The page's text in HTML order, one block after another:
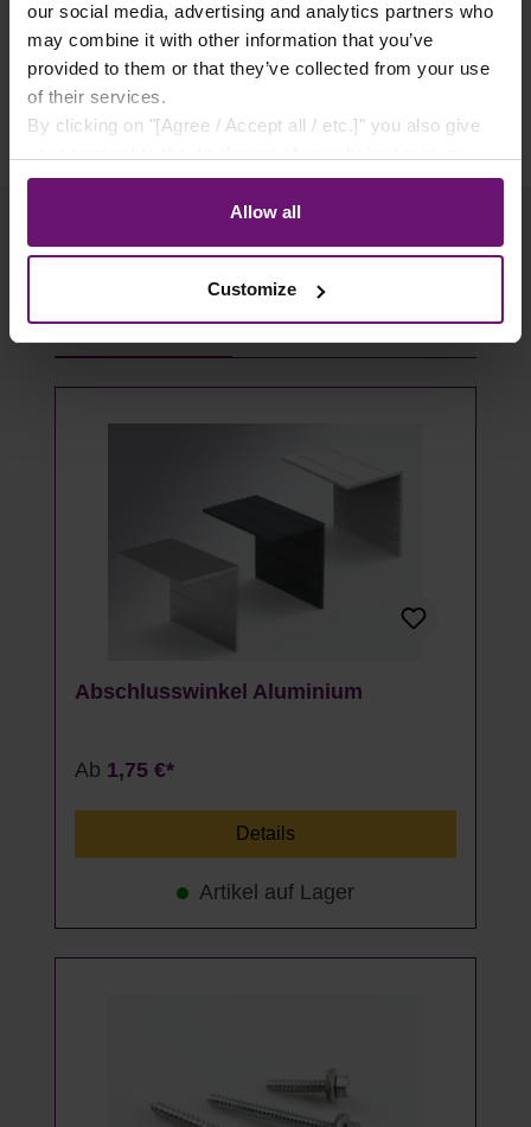
our social media, advertising and analytics partners who
may combine it with other information that you’ve
provided to them or that they’ve collected from your use
of their services.
By clicking on "[Agree / Accept all / etc.]" you also give
store to our partner, shopware AG (Ebbinghoff 10, 48624
Schöppingen, Germany), which cannot assign this data
to you personally, but may process it for its own
Allow all
Customize
✓ Flexible Zahlungsarten
Produktgalerie überspringen
Passendes Zubehör
Abschlusswinkel Aluminium
Ab 1,75 €*
Details
Artikel auf Lager